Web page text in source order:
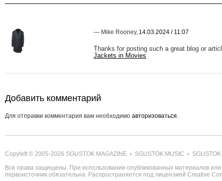
— Mike Rooney, 14.03.2024 / 11:07
Thanks for posting such a great blog or
Jackets in Movies
Добавить комментарий
Для отправки комментария вам необходимо авторизоваться.
Copyleft © 2005-2026 SGUSTOK MAGAZINE • SGUSTOK MUSIC •
Все права защищены. При использовании опубликованных материалов
первоисточник обязательна. Распространяется под лицензией Creative